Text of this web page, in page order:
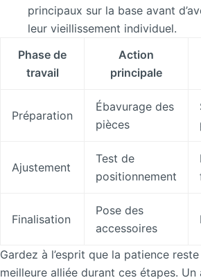
principaux sur la base avant
leur vieillissement individuel.
Phase de
travail
Action
principale
Préparation
Ébavurage des
pièces
Ajustement
Test de
positionnement
Finalisation
Pose des
accessoires
Gardez à l’esprit que la patience
meilleure alliée durant ces étapes. Un